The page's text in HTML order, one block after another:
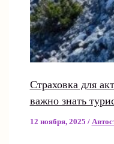
Страховка для
важно знать
12 ноября, 2025 /